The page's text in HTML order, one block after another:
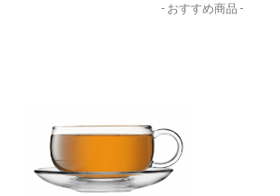
- おすすめ商品 -